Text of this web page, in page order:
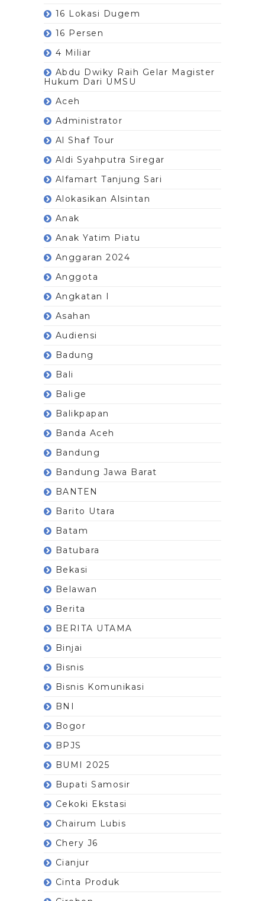
16 Lokasi Dugem
16 Persen
4 Miliar
Abdu Dwiky Raih Gelar Magister
Hukum Dari UMSU
Aceh
Administrator
Al Shaf Tour
Aldi Syahputra Siregar
Alfamart Tanjung Sari
Alokasikan Alsintan
Anak
Anak Yatim Piatu
Anggaran 2024
Anggota
Angkatan I
Asahan
Audiensi
Badung
Bali
Balige
Balikpapan
Banda Aceh
Bandung
Bandung Jawa Barat
BANTEN
Barito Utara
Batam
Batubara
Bekasi
Belawan
Berita
BERITA UTAMA
Binjai
Bisnis
Bisnis Komunikasi
BNI
Bogor
BPJS
BUMI 2025
Bupati Samosir
Cekoki Ekstasi
Chairum Lubis
Chery J6
Cianjur
Cinta Produk